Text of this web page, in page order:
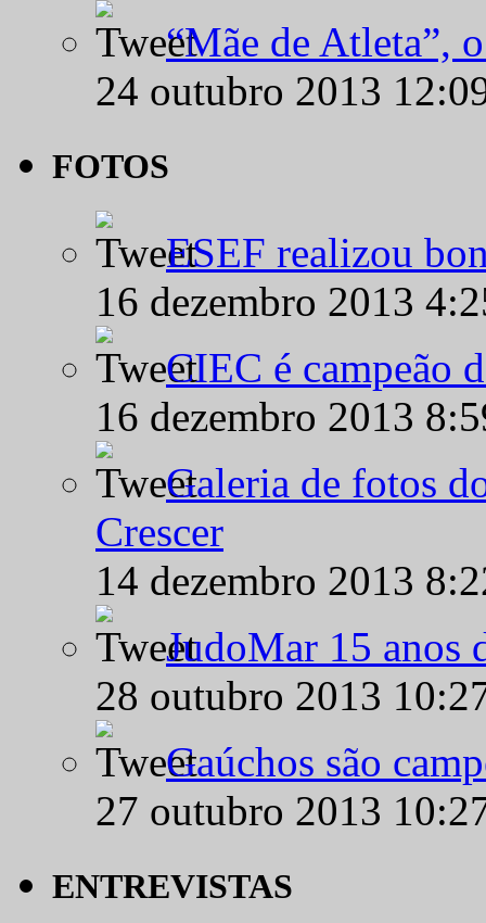
“Mãe de Atleta”,
24 outubro 2013
FOTOS
ESEF realizou
16 dezembro 2013
CIEC é campeão
16 dezembro 2013
Galeria de fotos
Crescer
14 dezembro 2013
JudoMar 15 anos
28 outubro 2013
Gaúchos são
27 outubro 2013
ENTREVISTAS